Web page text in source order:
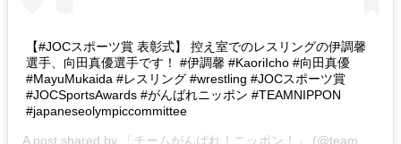
【#JOCスポーツ賞 表彰式】 控え室でのレスリングの伊調馨
選手、向田真優選手です！ #伊調馨 #KaoriIcho #向田真優
#MayuMukaida #レスリング #wrestling #JOCスポーツ賞
#JOCSportsAwards #がんばれニッポン #TEAMNIPPON
#japaneseolympiccommittee
A post shared by 「チームがんばれ！ニッポン！」 (@team_nippon) on